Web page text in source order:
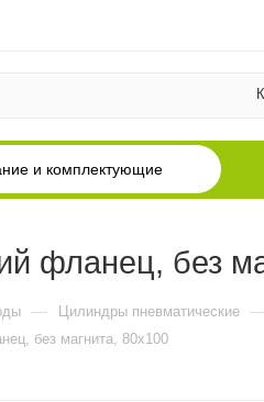
и комплектующие
фланец, без
— Цилиндры пневматические
без магнита, 80x100